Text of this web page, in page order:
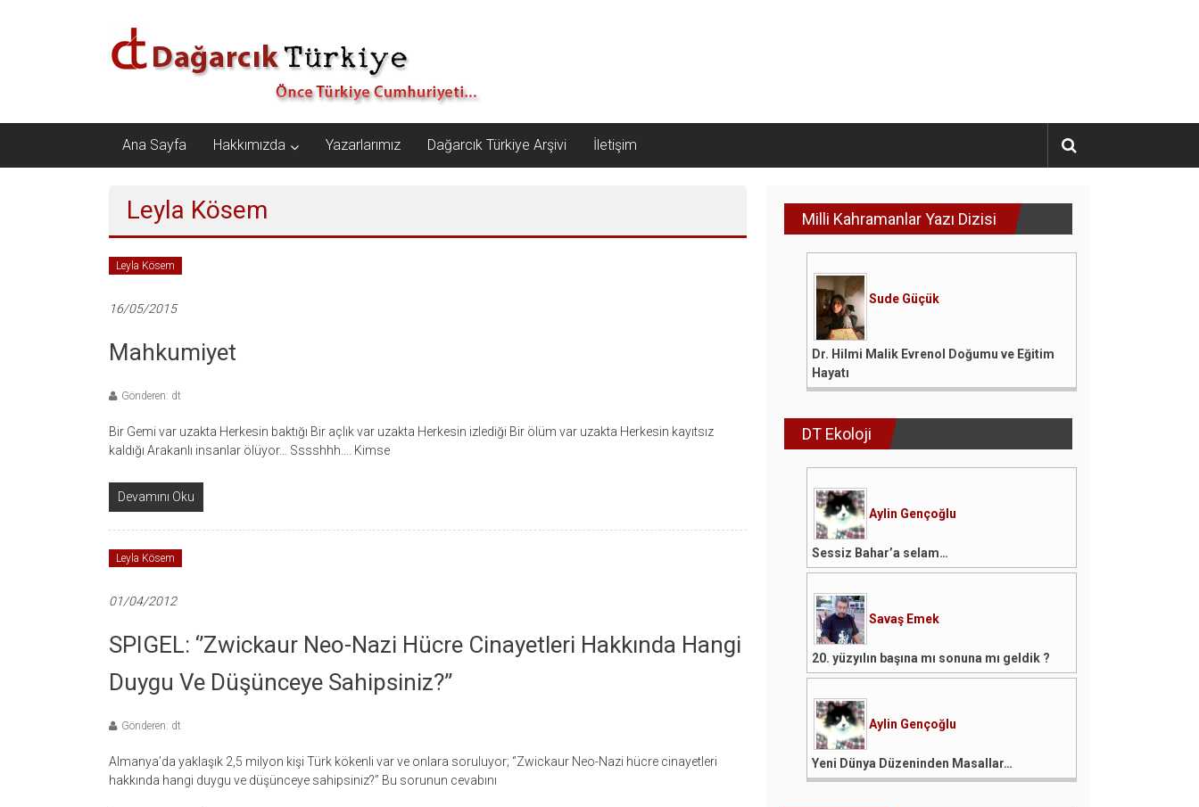
Dağarcık
Türkiye
Türkiye
Cumhuriyeti…
Ana Sayfa Hakkımızda Yazarlarımız Dağarcık Türkiye Arşivi İletişim
Leyla Kösem
Leyla Kösem
16/05/2015
Mahkumiyet
Gönderen: dt
Bir Gemi var uzakta Herkesin baktığı Bir açlık var uzakta Herkesin izlediği Bir ölüm var uzakta Herkesin kayıtsız
kaldığı Arakanlı insanlar ölüyor… Sssshhh…. Kimse
Devamını Oku
Leyla Kösem
01/04/2012
SPIGEL: ‘’Zwickaur Neo-Nazi Hücre Cinayetleri Hakkında Hangi
Duygu Ve Düşünceye Sahipsiniz?”
Gönderen: dt
Almanya’da yaklaşık 2,5 milyon kişi Türk kökenli var ve onlara soruluyor; ‘’Zwickaur Neo-Nazi hücre cinayetleri
hakkında hangi duygu ve düşünceye sahipsiniz?’’ Bu sorunun cevabını
Milli Kahramanlar Yazı Dizisi
Sude Güçük
Dr. Hilmi Malik Evrenol Doğumu ve Eğitim
Hayatı
DT Ekoloji
Aylin Gençoğlu
Sessiz Bahar’a selam…
Savaş Emek
20. yüzyılın başına mı sonuna mı geldik ?
Aylin Gençoğlu
Yeni Dünya Düzeninden Masallar…